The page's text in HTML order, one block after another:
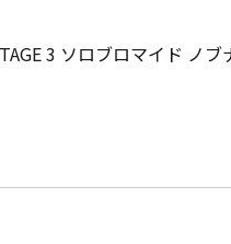
3 ソロブロマイド ノブ